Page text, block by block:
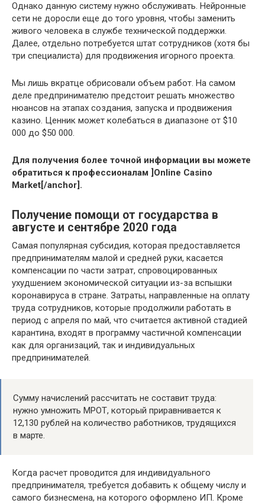
Однако данную систему нужно обслуживать. Нейронные
сети не доросли еще до того уровня, чтобы заменить
живого человека в службе технической поддержки.
Далее, отдельно потребуется штат сотрудников (хотя бы
три специалиста) для продвижения игорного проекта.
Мы лишь вкратце обрисовали объем работ. На самом
деле предпринимателю предстоит решать множество
нюансов на этапах создания, запуска и продвижения
казино. Ценник может колебаться в диапазоне от $10
000 до $50 000.
Для получения более точной информации вы можете
обратиться к профессионалам ]Online Casino
Market[/anchor].
Получение помощи от государства в
августе и сентябре 2020 года
Самая популярная субсидия, которая предоставляется
предпринимателям малой и средней руки, касается
компенсации по части затрат, спровоцированных
ухудшением экономической ситуации из-за вспышки
коронавируса в стране. Затраты, направленные на оплату
труда сотрудников, которые продолжили работать в
период с апреля по май, что считается активной стадией
карантина, входят в программу частичной компенсации
как для организаций, так и индивидуальных
предпринимателей.
Сумму начислений рассчитать не составит труда:
нужно умножить МРОТ, который приравнивается к
12,130 рублей на количество работников, трудящихся
в марте.
Когда расчет проводится для индивидуального
предпринимателя, требуется добавить к общему числу и
самого бизнесмена, на которого оформлено ИП. Кроме